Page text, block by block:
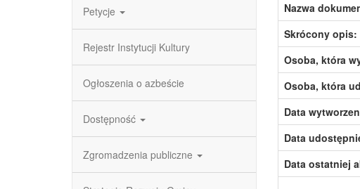
Petycje
Rejestr Instytucji Kultury
Ogłoszenia o azbeście
Dostępność
Zgromadzenia publiczne
Nazwa
Skrócony opis:
Osoba, która
Osoba, która
Data
Data
Data ostatniej